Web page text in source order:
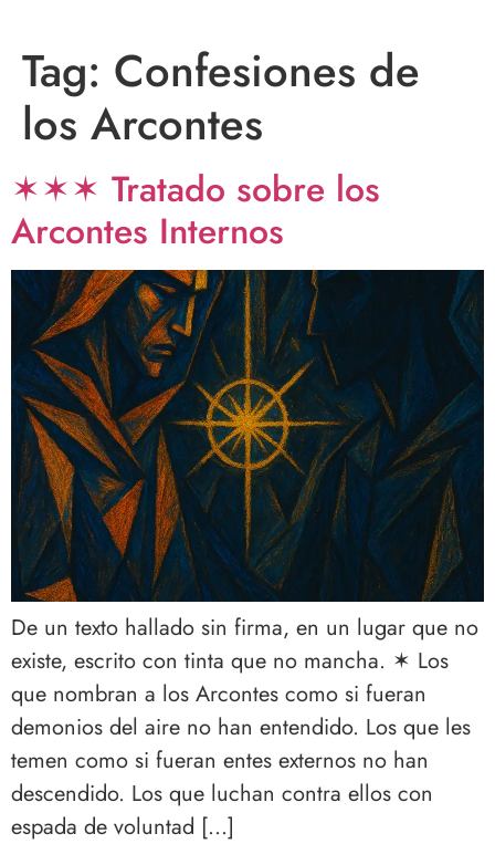
Tag: Confesiones de
los Arcontes
✶✶✶ Tratado sobre los
Arcontes Internos
De un texto hallado sin firma, en un lugar que no
existe, escrito con tinta que no mancha. ✶ Los
que nombran a los Arcontes como si fueran
demonios del aire no han entendido. Los que les
temen como si fueran entes externos no han
descendido. Los que luchan contra ellos con
espada de voluntad […]